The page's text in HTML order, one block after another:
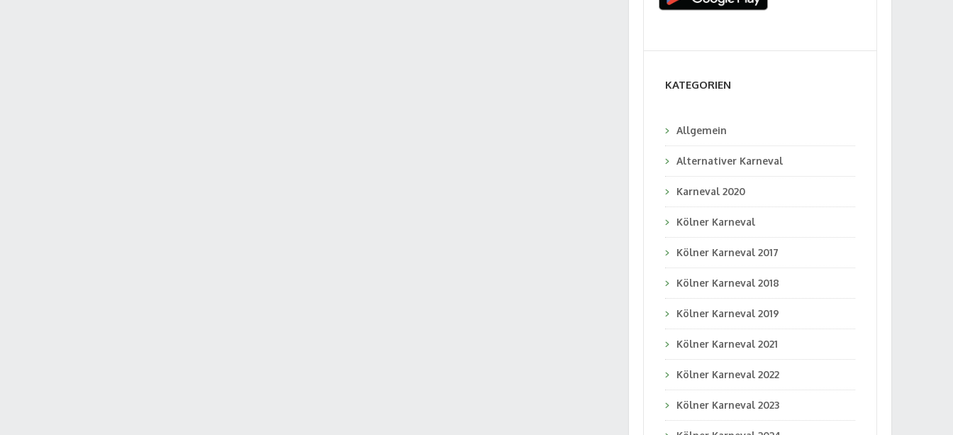
KATEGORIEN
Allgemein
Alternativer Karneval
Karneval 2020
Kölner Karneval
Kölner Karneval 2017
Kölner Karneval 2018
Kölner Karneval 2019
Kölner Karneval 2021
Kölner Karneval 2022
Kölner Karneval 2023